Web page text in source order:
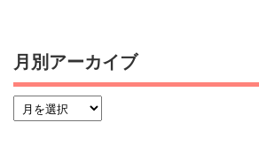
月別アーカイブ